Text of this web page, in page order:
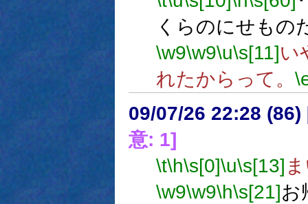
くらのにせもの
\w9\w9\u\s[11]い
れたからって。
09/07/26 22:28 (86)
意: 1]
\t\h\s[0]\u\s[13]
\w9\w9\h\s[21]お